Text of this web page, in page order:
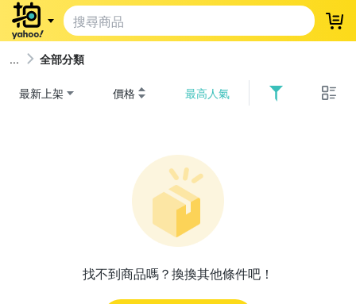
登
全部分類
最新上架 價格 最高人氣
找不到商品嗎？換換其他條件吧！